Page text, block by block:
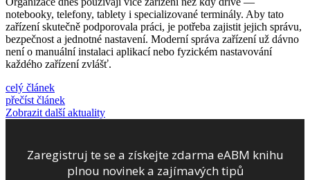
notebooky, telefony, tablety i specializované terminály. Aby tato
zařízení skutečně podporovala práci, je potřeba zajistit jejich správu,
bezpečnost a jednotné nastavení. Moderní správa zařízení už dávno
není o manuální instalaci aplikací nebo fyzickém nastavování
každého zařízení zvlášť.
celý článek
přečíst článek
Zobrazit další aktuality
Zaregistruj te se a získejte zdarma eABM knihu
plnou novinek a zajímavých tipů